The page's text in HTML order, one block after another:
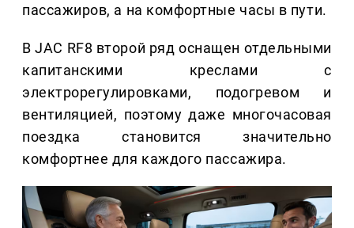
пассажиров, а на комфортные часы в пути.
В JAC RF8 второй ряд оснащен отдельными
капитанскими креслами с
электрорегулировками, подогревом и
вентиляцией, поэтому даже многочасовая
поездка становится значительно
комфортнее для каждого пассажира.